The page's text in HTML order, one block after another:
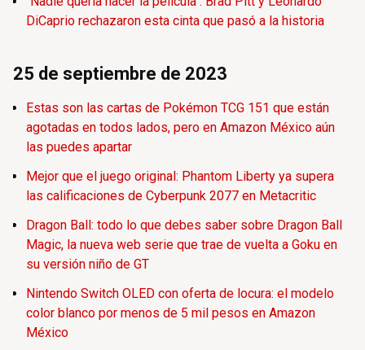
DiCaprio rechazaron esta cinta que pasó a la historia
25 de septiembre de 2023
Estas son las cartas de Pokémon TCG 151 que están
agotadas en todos lados, pero en Amazon México aún
las puedes apartar
Mejor que el juego original: Phantom Liberty ya supera
las calificaciones de Cyberpunk 2077 en Metacritic
Dragon Ball: todo lo que debes saber sobre Dragon Ball
Magic, la nueva web serie que trae de vuelta a Goku en
su versión niño de GT
Nintendo Switch OLED con oferta de locura: el modelo
color blanco por menos de 5 mil pesos en Amazon
México